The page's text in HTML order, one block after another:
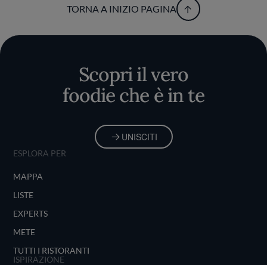
TORNA A INIZIO PAGINA
Scopri il vero
foodie che è in te
UNISCITI
ESPLORA PER
MAPPA
LISTE
EXPERTS
METE
TUTTI I RISTORANTI
ISPIRAZIONE